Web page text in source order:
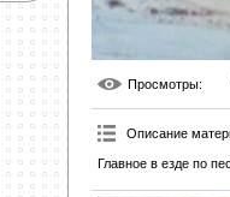
Просмотры:
Описание
Главное в езде по